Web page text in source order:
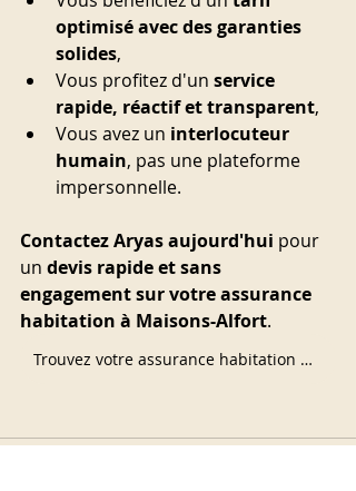
optimisé avec des garanties
solides,
Vous profitez d'un service
rapide, réactif et transparent,
Vous avez un interlocuteur
humain, pas une plateforme
impersonnelle.
Contactez Aryas aujourd'hui pour
un devis rapide et sans
engagement sur votre assurance
habitation à Maisons-Alfort.
Trouvez votre assurance habitation maintenant